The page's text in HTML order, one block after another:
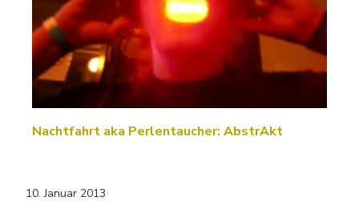
Nachtfahrt aka Perlentaucher: AbstrAkt
10. Januar 2013